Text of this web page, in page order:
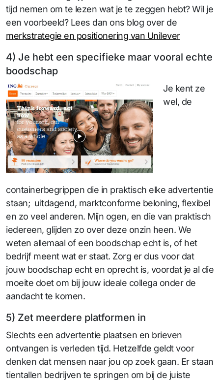
tijd nemen om te lezen wat je te zeggen hebt? Wil je
een voorbeeld? Lees dan ons blog over de
merkstrategie en positionering van Unilever
4) Je hebt een specifieke maar vooral echte
boodschap
Je kent ze
wel, de
containerbegrippen die in praktisch elke advertentie
staan; uitdagend, marktconforme beloning, flexibel
en zo veel anderen. Mijn ogen, en die van praktisch
iedereen, glijden zo over deze onzin heen. We
weten allemaal of een boodschap echt is, of het
bedrijf meent wat er staat. Zorg er dus voor dat
jouw boodschap echt en oprecht is, voordat je al die
moeite doet om bij jouw ideale collega onder de
aandacht te komen.
5) Zet meerdere platformen in
Slechts een advertentie plaatsen en brieven
ontvangen is verleden tijd. Hetzelfde geldt voor
denken dat mensen naar jou op zoek gaan. Er staan
tientallen bedrijven te springen om bij de juiste